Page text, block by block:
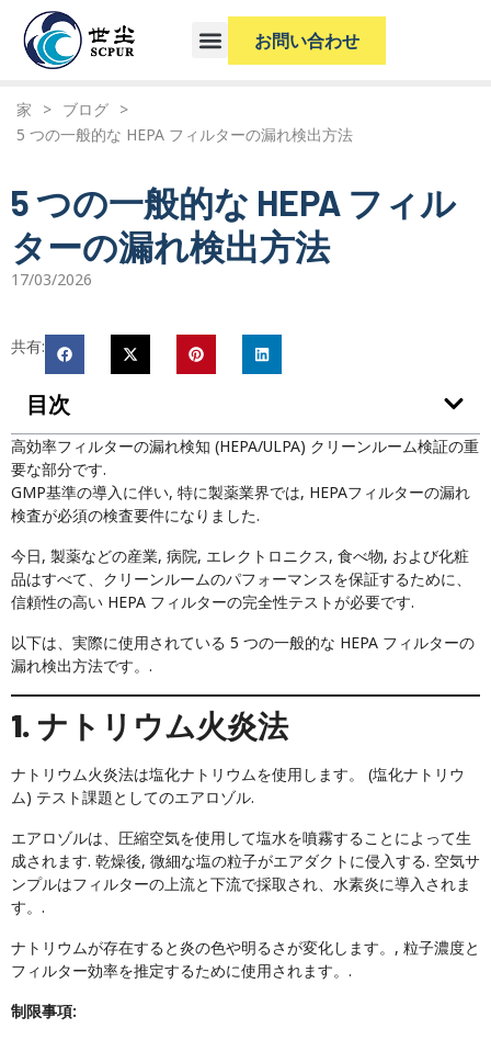
お問い合わせ
家 > ブログ >
5 つの一般的な HEPA フィルターの漏れ検出方法
5 つの一般的な HEPA フィル
ターの漏れ検出方法
17/03/2026
共有:
目次
高効率フィルターの漏れ検知 (HEPA/ULPA) クリーンルーム検証の重
要な部分です.
GMP基準の導入に伴い, 特に製薬業界では, HEPAフィルターの漏れ
検査が必須の検査要件になりました.
今日, 製薬などの産業, 病院, エレクトロニクス, 食べ物, および化粧
品はすべて、クリーンルームのパフォーマンスを保証するために、
信頼性の高い HEPA フィルターの完全性テストが必要です.
以下は、実際に使用されている 5 つの一般的な HEPA フィルターの
漏れ検出方法です。.
1. ナトリウム火炎法
ナトリウム火炎法は塩化ナトリウムを使用します。 (塩化ナトリウ
ム) テスト課題としてのエアロゾル.
エアロゾルは、圧縮空気を使用して塩水を噴霧することによって生
成されます. 乾燥後, 微細な塩の粒子がエアダクトに侵入する. 空気サ
ンプルはフィルターの上流と下流で採取され、水素炎に導入されま
す。.
ナトリウムが存在すると炎の色や明るさが変化します。, 粒子濃度と
フィルター効率を推定するために使用されます。.
制限事項: